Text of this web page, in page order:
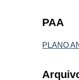
PAA
PLANO